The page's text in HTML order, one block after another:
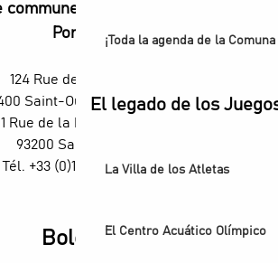
¡Toda la agenda de la
El legado de los
La Villa de los Atletas
El Centro Acuático Olímpico
commune vous Ouvre ses
Portes
124 Rue des Rosiers,
Saint-Ouen-sur-Seine
1 Rue de la République,
93200 Saint-Denis
Tél. +33 (0)1 55 870 870
Boletín